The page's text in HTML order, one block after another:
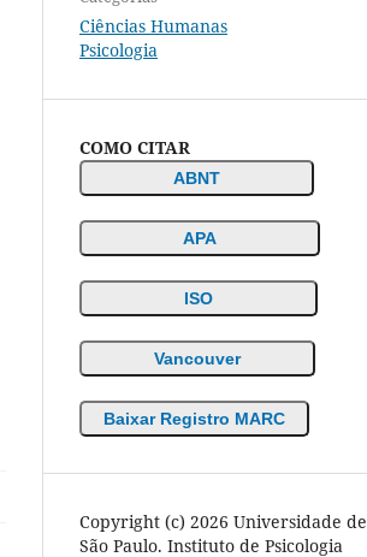
Ciências Humanas
Psicologia
COMO CITAR
ABNT
APA
ISO
Vancouver
Baixar Registro MARC
Copyright (c) 2026 Universidade de
São Paulo. Instituto de Psicologia